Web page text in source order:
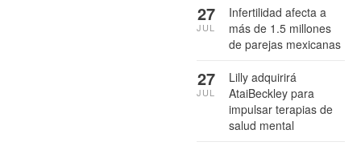
Infertilidad afecta a
más de 1.5 millones
de parejas mexicanas
27
JUL
Lilly adquirirá
AtaiBeckley para
impulsar terapias de
salud mental
27
JUL